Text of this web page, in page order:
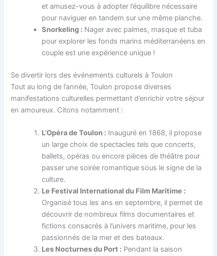
et amusez-vous à adopter l’équilibre nécessaire
pour naviguer en tandem sur une même planche.
Snorkeling : Nager avec palmes, masque et tuba
pour explorer les fonds marins méditerranéens en
couple est une expérience unique !
Se divertir lors des événements culturels à Toulon
Tout au long de l’année, Toulon propose diverses
manifestations culturelles permettant d’enrichir votre séjour
en amoureux. Citons notamment :
L’Opéra de Toulon : Inauguré en 1868, il propose
un large choix de spectacles tels que concerts,
ballets, opéras ou encore pièces de théâtre pour
passer une soirée romantique sous le signe de la
culture.
Le Festival International du Film Maritime :
Organisé tous les ans en septembre, il permet de
découvrir de nombreux films documentaires et
fictions consacrés à l’univers maritime, pour les
passionnés de la mer et des bateaux.
Les Nocturnes du Port : Pendant la saison